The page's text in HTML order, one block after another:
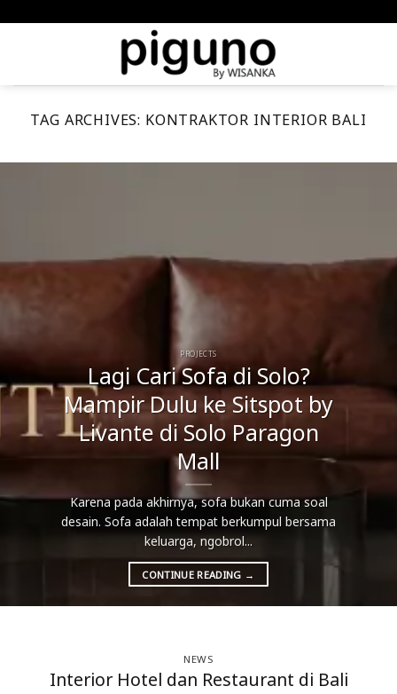
TAG ARCHIVES: KONTRAKTOR INTERIOR BALI
PROJECTS
Lagi Cari Sofa di Solo?
Mampir Dulu ke Sitspot by
Livante di Solo Paragon
Mall
Karena pada akhirnya, sofa bukan cuma soal
desain. Sofa adalah tempat berkumpul bersama
keluarga, ngobrol...
CONTINUE READING →
NEWS
Interior Hotel dan Restaurant di Bali